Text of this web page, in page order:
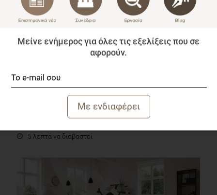
Οnline Συνεδρίες για Επαγγελματίες Διαιτολόγους
5 λεπτά να διαβαστεί
Μείνε ενήμερος για όλες τις εξελίξεις που σε
αφορούν.